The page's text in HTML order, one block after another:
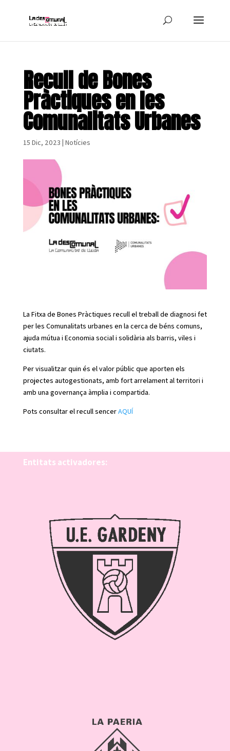
Recull de Bones
Pràctiques en les
Comunalitats Urbanes
15 Dic, 2023 | Notícies
La Fitxa de Bones Pràctiques recull el treball de diagnosi fet
per les Comunalitats urbanes en la cerca de béns comuns,
ajuda mútua i Economia social i solidària als barris, viles i
ciutats.
Per visualitzar quin és el valor públic que aporten els
projectes autogestionats, amb fort arrelament al territori i
amb una governança àmplia i compartida.
Pots consultar el recull sencerAQUÍ
Entitats activadores: